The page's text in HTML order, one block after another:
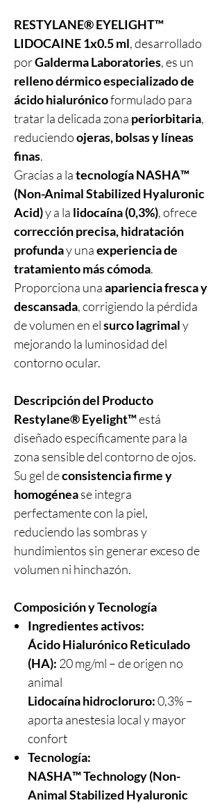
RESTYLANE® EYELIGHT™
LIDOCAINE 1x0.5 ml, desarrollado
porGalderma Laboratories, es un
relleno dérmico especializado de
ácido hialurónicoformulado para
tratar la delicada zona periorbitaria,
reduciendoojeras, bolsas y líneas
finas.
Gracias a latecnología NASHA™
(Non-Animal Stabilized Hyaluronic
Acid)y a la lidocaína (0,3%), ofrece
corrección precisa, hidratación
profunday unaexperiencia de
tratamiento más cómoda.
Proporciona unaapariencia fresca y
descansada, corrigiendo la pérdida
de volumen en elsurco lagrimaly
mejorando la luminosidad del
contorno ocular.
Descripción del Producto
Restylane® Eyelight™está
diseñado específicamente para la
zona sensible del contorno de ojos.
Su gel deconsistencia firme y
homogénease integra
perfectamente con la piel,
reduciendo las sombras y
hundimientos sin generar exceso de
volumen ni hinchazón.
Composición y Tecnología
Ingredientes activos:
Ácido Hialurónico Reticulado
(HA): 20 mg/ml – de origen no
animal
Lidocaína hidrocloruro:0,3% –
aporta anestesia local y mayor
confort
Tecnología:
NASHA™ Technology (Non-
Animal Stabilized Hyaluronic